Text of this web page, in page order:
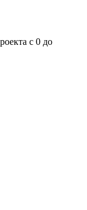
с 0 до